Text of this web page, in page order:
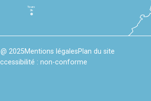
Tours
3h
2025Mentions légalesPlan du site
: non-conforme